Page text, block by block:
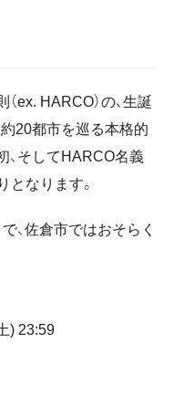
ex. HARCO）の、生誕
20都市を巡る本格的
、そしてHARCO名義
なります。
、佐倉市ではおそらく
) 23:59